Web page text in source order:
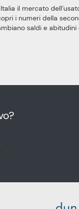
il mercato
i numeri della
saldi e abitudini